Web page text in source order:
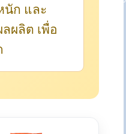
นัก และ
ผลิต เพื่อ